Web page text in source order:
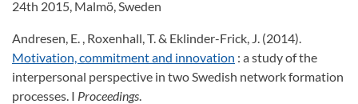
24th 2015, Malmö, Sweden
Andresen, E. , Roxenhall, T. & Eklinder-Frick, J. (2014).
Motivation, commitment and innovation : a study of the
interpersonal perspective in two Swedish network formation
processes. I Proceedings.